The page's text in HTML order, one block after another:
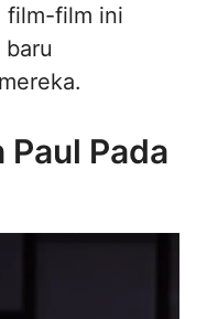
film-film ini
Pada